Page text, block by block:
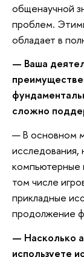
общенаучной
проблем.
обладает в
— Ваша
сложно
— В основном
исследования,
компьютерные
том числе
прикладные
продолжение
— Насколько
используете